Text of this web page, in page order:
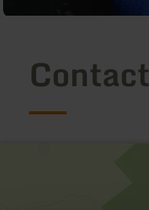
Contact